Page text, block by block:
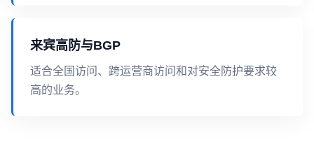
来宾高防与BGP
适合全国访问、跨运营商访问和对安全防护要求较
高的业务。